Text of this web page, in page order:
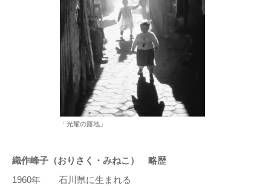
「光耀の露地」
織作峰子（おりさく・みねこ） 略歴
1960年 石川県に生まれる